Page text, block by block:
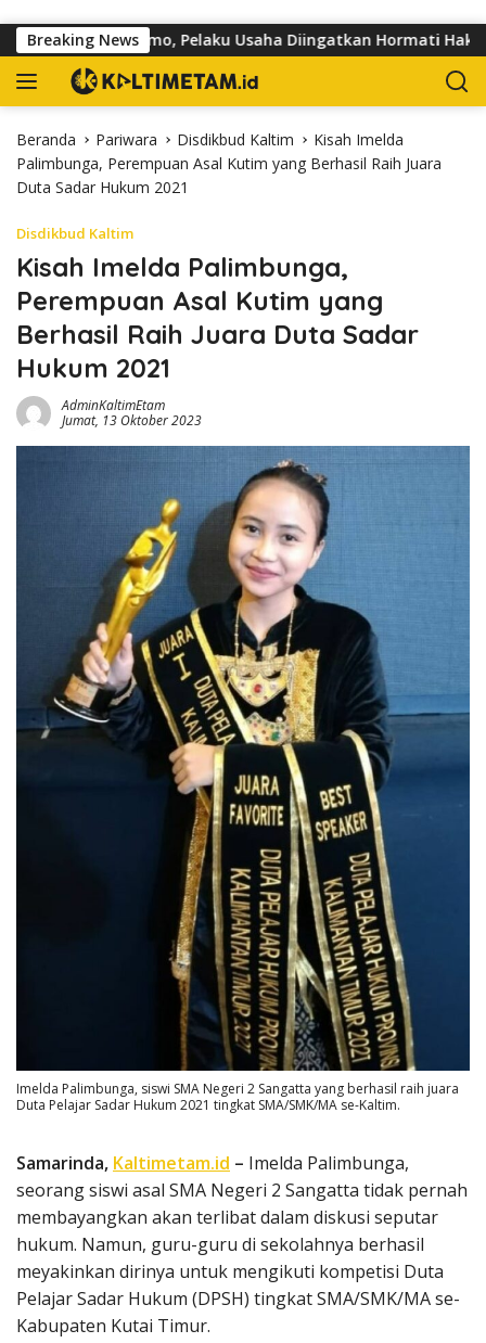
Breaking News
dr Sutomo, Pelaku Usaha Diingatkan Hormati Hak Pejalan
Beranda Pariwara Disdikbud Kaltim
Kisah Imelda
Palimbunga, Perempuan Asal Kutim yang Berhasil Raih Juara
Duta Sadar Hukum 2021
Disdikbud Kaltim
Kisah Imelda Palimbunga,
Perempuan Asal Kutim yang
Berhasil Raih Juara Duta Sadar
Hukum 2021
AdminKaltimEtam
Jumat, 13 Oktober 2023
Imelda Palimbunga, siswi SMA Negeri 2 Sangatta yang berhasil raih juara
Duta Pelajar Sadar Hukum 2021 tingkat SMA/SMK/MA se-Kaltim.
Samarinda, Kaltimetam.id – Imelda Palimbunga,
seorang siswi asal SMA Negeri 2 Sangatta tidak pernah
membayangkan akan terlibat dalam diskusi seputar
hukum. Namun, guru-guru di sekolahnya berhasil
meyakinkan dirinya untuk mengikuti kompetisi Duta
Pelajar Sadar Hukum (DPSH) tingkat SMA/SMK/MA se-
Kabupaten Kutai Timur.